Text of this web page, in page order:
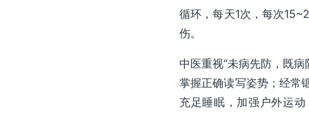
循环，每天1次，每次
伤。
中医重视“未病先防，既
掌握正确读写姿势；经常
充足睡眠，加强户外运